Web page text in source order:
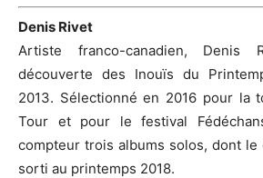
Denis Rivet
Artiste franco-canadien, Denis
découverte des Inouïs du
2013. Sélectionné en 2016 pour la
Tour et pour le festival
compteur trois albums solos, dont le
sorti au printemps 2018.